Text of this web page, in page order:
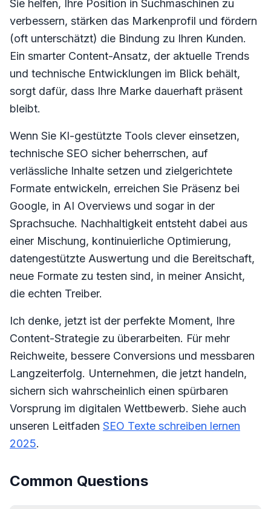
Sie helfen, Ihre Position in Suchmaschinen zu
verbessern, stärken das Markenprofil und fördern
(oft unterschätzt) die Bindung zu Ihren Kunden.
Ein smarter Content-Ansatz, der aktuelle Trends
und technische Entwicklungen im Blick behält,
sorgt dafür, dass Ihre Marke dauerhaft präsent
bleibt.
Wenn Sie KI-gestützte Tools clever einsetzen,
technische SEO sicher beherrschen, auf
verlässliche Inhalte setzen und zielgerichtete
Formate entwickeln, erreichen Sie Präsenz bei
Google, in AI Overviews und sogar in der
Sprachsuche. Nachhaltigkeit entsteht dabei aus
einer Mischung, kontinuierliche Optimierung,
datengestützte Auswertung und die Bereitschaft,
neue Formate zu testen sind, in meiner Ansicht,
die echten Treiber.
Ich denke, jetzt ist der perfekte Moment, Ihre
Content-Strategie zu überarbeiten. Für mehr
Reichweite, bessere Conversions und messbaren
Langzeiterfolg. Unternehmen, die jetzt handeln,
sichern sich wahrscheinlich einen spürbaren
Vorsprung im digitalen Wettbewerb. Siehe auch
unseren Leitfaden SEO Texte schreiben lernen
2025.
Common Questions